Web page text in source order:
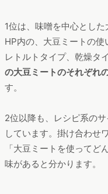
23.2歳）、「冷凍」「添
興味を持つユーザーは女
ーパーやドトール、セブ
く、裾野の広がりが感じ
検索者はどんな記事を
グ
最後に、「大豆ミート
てみましょう。